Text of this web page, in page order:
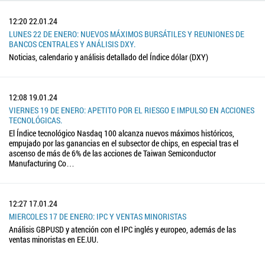
12:2022.01.24
LUNES 22 DE ENERO: NUEVOS MÁXIMOS BURSÁTILES Y REUNIONES DE
BANCOS CENTRALES Y ANÁLISIS DXY.
Noticias, calendario y análisis detallado del Índice dólar (DXY)
12:08 19.01.24
VIERNES 19 DE ENERO: APETITO POR EL RIESGO E IMPULSO EN ACCIONES
TECNOLÓGICAS.
El Índice tecnológico Nasdaq 100 alcanza nuevos máximos históricos,
empujado por las ganancias en el subsector de chips, en especial tras el
ascenso de más de 6% de las acciones de Taiwan Semiconductor
Manufacturing Co…
12:27 17.01.24
MIERCOLES 17 DE ENERO: IPC Y VENTAS MINORISTAS
Análisis GBPUSD y atención con el IPC inglés y europeo, además de las
ventas minoristas en EE.UU.